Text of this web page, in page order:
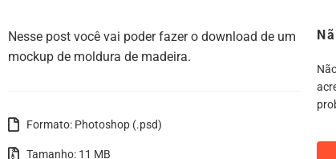
Nesse post você vai poder fazer o download de um
mockup de moldura de madeira.
Formato: Photoshop (.psd)
Tamanho: 11 MB